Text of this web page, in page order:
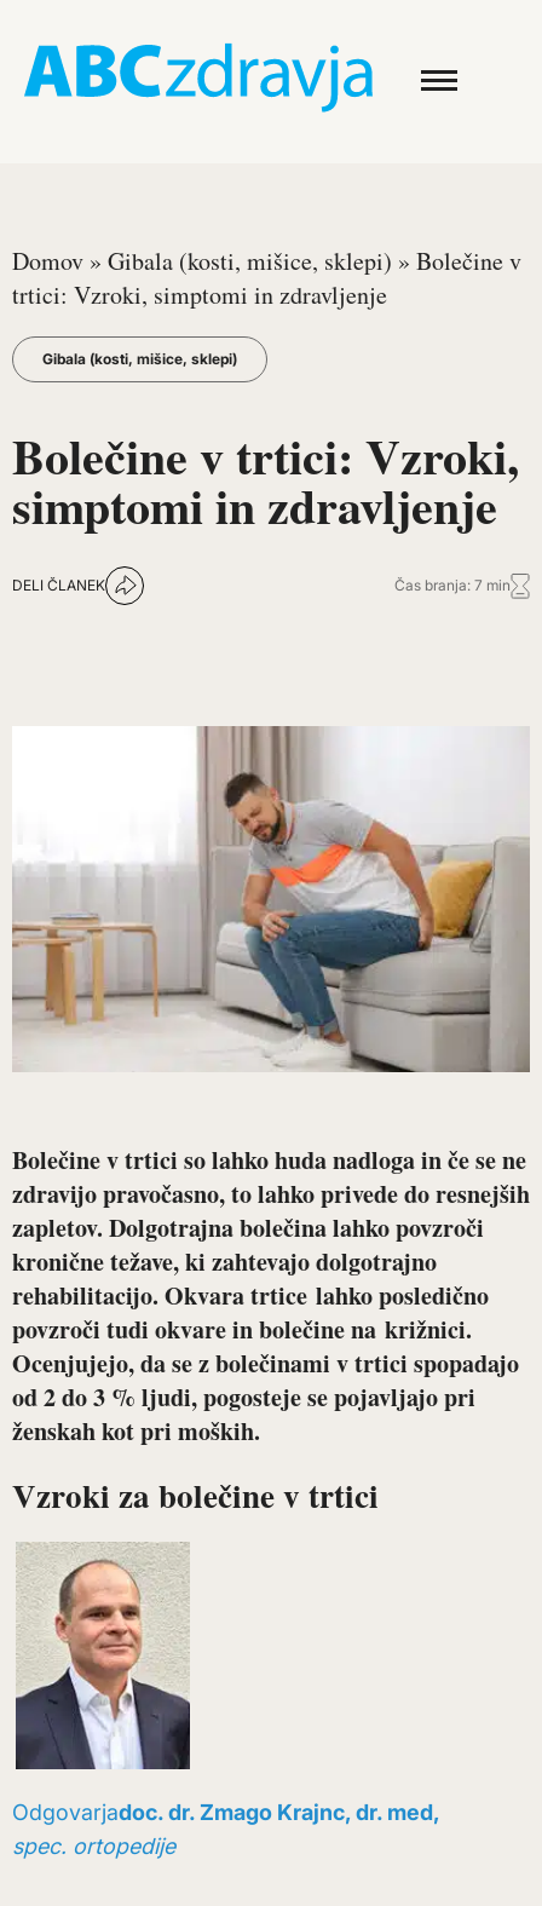
Domov » Gibala (kosti, mišice, sklepi) » Bolečine v
trtici: Vzroki, simptomi in zdravljenje
Gibala (kosti, mišice, sklepi)
Bolečine v trtici: Vzroki,
simptomi in zdravljenje
DELI ČLANEK Čas branja: 7 min
Bolečine v trtici so lahko huda nadloga in če se ne
zdravijo pravočasno, to lahko privede do resnejših
zapletov. Dolgotrajna bolečina lahko povzroči
kronične težave, ki zahtevajo dolgotrajno
rehabilitacijo. Okvara trtice lahko posledično
povzroči tudi okvare in bolečine na križnici.
Ocenjujejo, da se z bolečinami v trtici spopadajo
od 2 do 3 % ljudi, pogosteje se pojavljajo pri
ženskah kot pri moških.
Vzroki za bolečine v trtici
Odgovarjadoc. dr. Zmago Krajnc, dr. med,
spec. ortopedije